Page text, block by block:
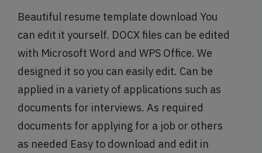
Beautiful resume template download You
can edit it yourself. DOCX files can be edited
with Microsoft Word and WPS Office. We
designed it so you can easily edit. Can be
applied in a variety of applications such as
documents for interviews. As required
documents for applying for a job or others
as needed Easy to download and edit in